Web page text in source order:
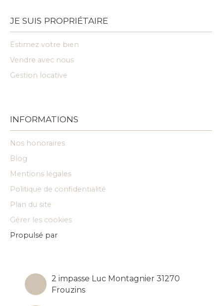
JE SUIS PROPRIÉTAIRE
Estimez votre bien
Vendre avec nous
Gestion locative
INFORMATIONS
Nos honoraires
Blog
Mentions légales
Politique de confidentialité
Plan du site
Gérer les cookies
Propulsé par
2 impasse Luc Montagnier 31270
Frouzins